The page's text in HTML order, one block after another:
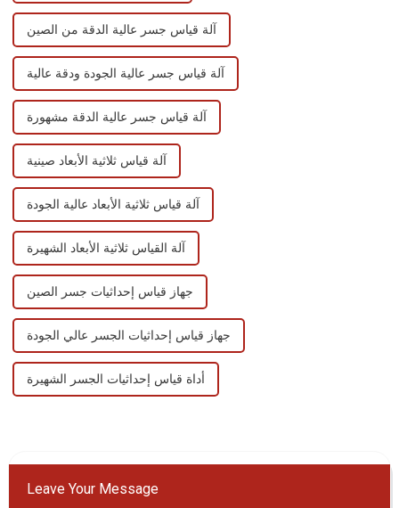
آلة قياس جسر عالية الدقة من الصين
آلة قياس جسر عالية الجودة ودقة عالية
آلة قياس جسر عالية الدقة مشهورة
آلة قياس ثلاثية الأبعاد صينية
آلة قياس ثلاثية الأبعاد عالية الجودة
آلة القياس ثلاثية الأبعاد الشهيرة
جهاز قياس إحداثيات جسر الصين
جهاز قياس إحداثيات الجسر عالي الجودة
أداة قياس إحداثيات الجسر الشهيرة
Leave Your Message